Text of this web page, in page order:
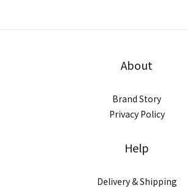
About
Brand Story
Privacy Policy
Help
Delivery & Shipping